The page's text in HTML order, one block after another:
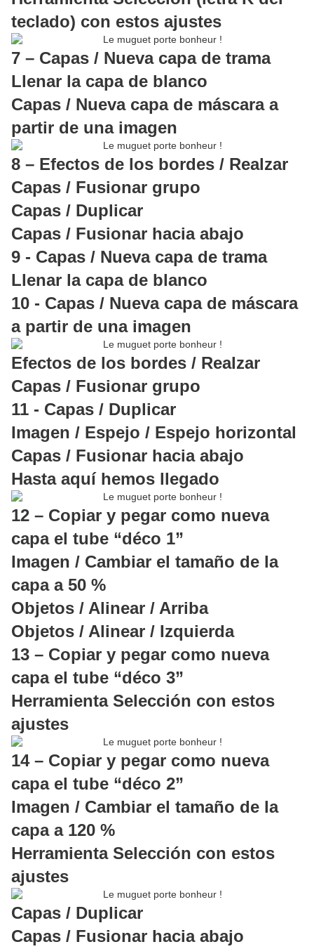
teclado) con estos ajustes
7 – Capas / Nueva capa de trama
Llenar la capa de blanco
Capas / Nueva capa de máscara a
partir de una imagen
8 – Efectos de los bordes / Realzar
Capas / Fusionar grupo
Capas / Duplicar
Capas / Fusionar hacia abajo
9 - Capas / Nueva capa de trama
Llenar la capa de blanco
10 - Capas / Nueva capa de máscara
a partir de una imagen
Efectos de los bordes / Realzar
Capas / Fusionar grupo
11 - Capas / Duplicar
Imagen / Espejo / Espejo horizontal
Capas / Fusionar hacia abajo
Hasta aquí hemos llegado
12 – Copiar y pegar como nueva
capa el tube “déco 1”
Imagen / Cambiar el tamaño de la
capa a 50 %
Objetos / Alinear / Arriba
Objetos / Alinear / Izquierda
13 – Copiar y pegar como nueva
capa el tube “déco 3”
Herramienta Selección con estos
ajustes
14 – Copiar y pegar como nueva
capa el tube “déco 2”
Imagen / Cambiar el tamaño de la
capa a 120 %
Herramienta Selección con estos
ajustes
Capas / Duplicar
Capas / Fusionar hacia abajo